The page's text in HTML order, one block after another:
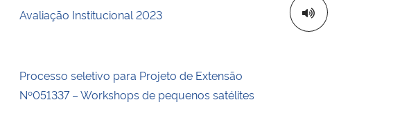
Avaliação Institucional 2023
Processo seletivo para Projeto de Extensão
Nº051337 – Workshops de pequenos satélites